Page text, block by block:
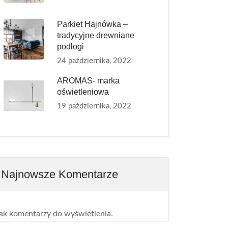
Parkiet Hajnówka –
tradycyjne drewniane
podłogi
24 października, 2022
AROMAS- marka
oświetleniowa
19 października, 2022
Najnowsze Komentarze
komentarzy do wyświetlenia.